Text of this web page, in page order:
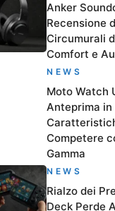
Anker
Recensione
Circumurali
Comfort e
NEWS
Moto Watch
Anteprima in
Competere
Gamma
NEWS
Rialzo dei
Deck Perde